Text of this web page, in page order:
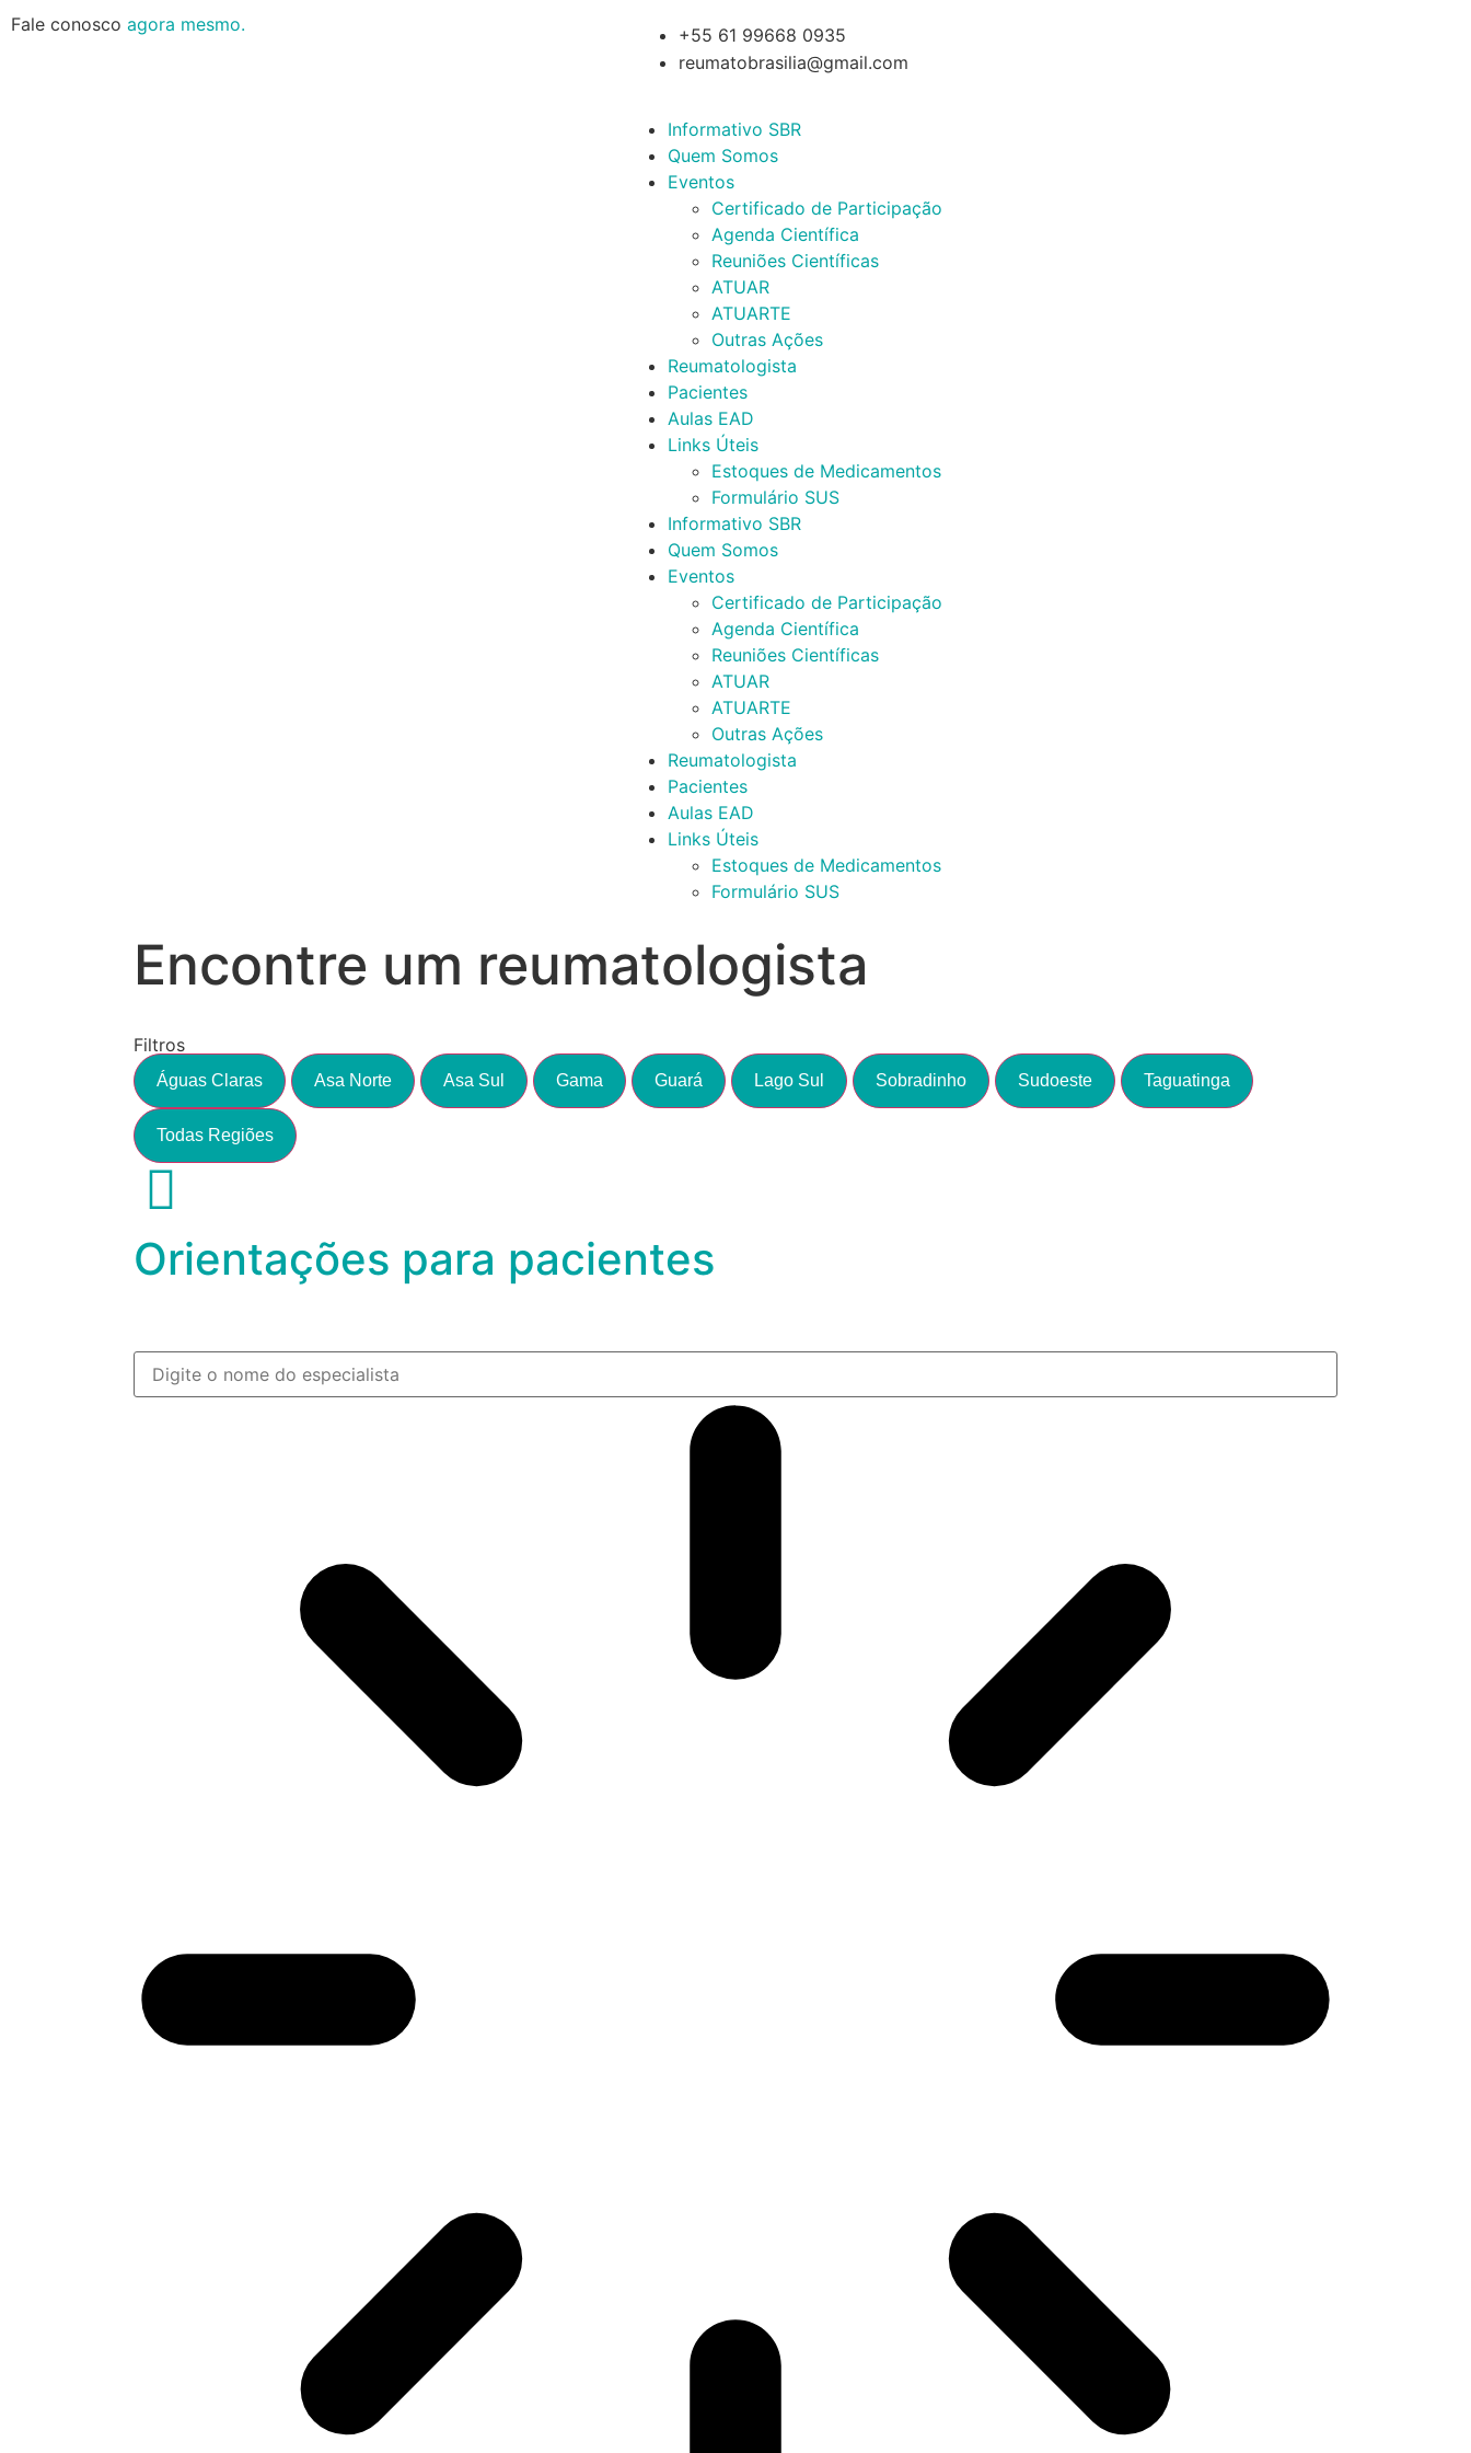
Fale conosco agora mesmo.
+55 61 99668 0935
reumatobrasilia@gmail.com
Informativo SBR
Quem Somos
Eventos
Certificado de Participação
Agenda Científica
Reuniões Científicas
ATUAR
ATUARTE
Outras Ações
Reumatologista
Pacientes
Aulas EAD
Links Úteis
Estoques de Medicamentos
Formulário SUS
Informativo SBR
Quem Somos
Eventos
Certificado de Participação
Agenda Científica
Reuniões Científicas
ATUAR
ATUARTE
Outras Ações
Reumatologista
Pacientes
Aulas EAD
Links Úteis
Estoques de Medicamentos
Formulário SUS
Encontre um reumatologista
Filtros
Águas Claras Asa Norte Asa Sul Gama Guará Lago Sul Sobradinho Sudoeste Taguatinga
Todas Regiões
Orientações para pacientes